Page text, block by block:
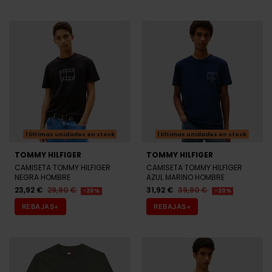
Últimas unidades en stock
TOMMY HILFIGER
CAMISETA TOMMY HILFIGER
NEGRA HOMBRE
23,92 € 29,90 € -20%
REBAJAS+
Últimas unidades en stock
TOMMY HILFIGER
CAMISETA TOMMY HILFIGER
AZUL MARINO HOMBRE
31,92 € 39,90 € -20%
REBAJAS+